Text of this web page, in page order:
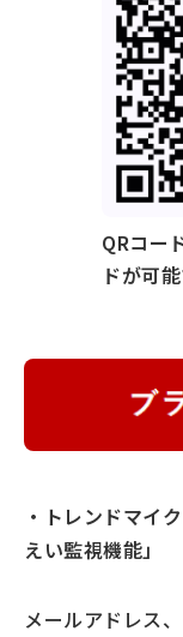
QRコー
ドが可
・トレンドマイ
えい監視機能」
メールアドレス